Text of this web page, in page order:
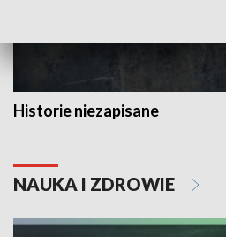
Historie niezapisane
NAUKA I ZDROWIE